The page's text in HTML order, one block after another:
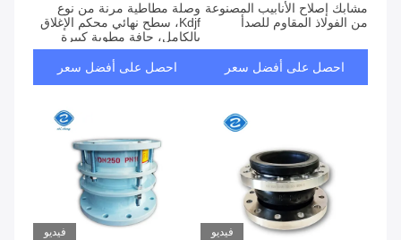
مشابك إصلاح الأنابيب المصنوعة
من الفولاذ المقاوم للصدأ
احصل على أفضل سعر
وصلة مطاطية مرنة من نوع
Kdjf، سطح نهائي محكم الإغلاق
بالكامل، حافة مطوية كبيرة
لنظام إزالة الكبريت
احصل على أفضل سعر
فيديو فيديو